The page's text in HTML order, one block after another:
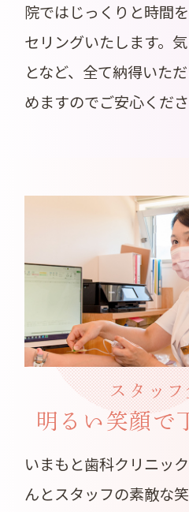
院ではじっくりと時間
セリングいたします。
となど、全て納得いた
めますのでご安心くださ
スタッフ
明るい笑顔で
いまもと歯科クリニッ
んとスタッフの素敵な